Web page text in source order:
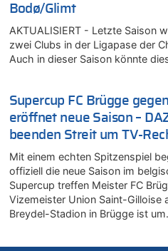
Bodø/Glimt
AKTUALISIERT - Letzte Saison
zwei Clubs in der Ligapase der
Auch in dieser Saison könnte
Supercup FC Brügge
eröffnet neue Saison –
beenden Streit um TV-
Mit einem echten Spitzenspiel
offiziell die neue Saison im
Supercup treffen Meister FC
Vizemeister Union Saint-Gilloise
Breydel-Stadion in Brügge ist